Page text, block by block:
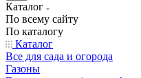
Каталог
По всему сайту
По каталогу
Каталог
Все для сада и огорода
Газоны